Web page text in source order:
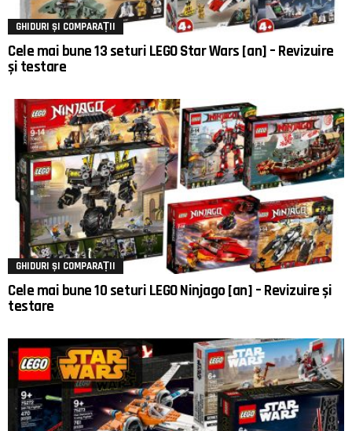
GHIDURI ȘI COMPARAȚII
Cele mai bune 13 seturi LEGO Star Wars [an] – Revizuire
și testare
GHIDURI ȘI COMPARAȚII
Cele mai bune 10 seturi LEGO Ninjago [an] – Revizuire și
testare